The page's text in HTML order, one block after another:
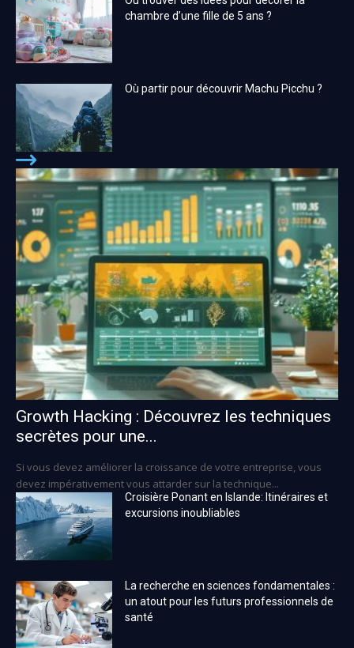
chambre d’une fille de 5 ans ?
Où partir pour découvrir Machu Picchu ?
Growth Hacking : Découvrez les techniques
secrètes pour une...
Si vous devez améliorer la croissance de votre entreprise, vous
devez impérativement vous attarder sur la technique...
Croisière Ponant en Islande: Itinéraires et
excursions inoubliables
La recherche en sciences fondamentales :
un atout pour les futurs professionnels de
santé